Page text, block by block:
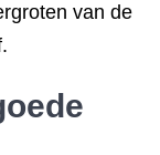
van de